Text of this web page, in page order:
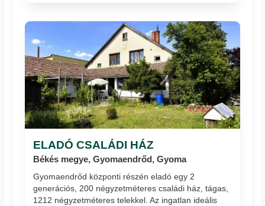
ELADÓ CSALÁDI HÁZ
Békés megye, Gyomaendrőd, Gyoma
Gyomaendrőd központi részén eladó egy 2
generációs, 200 négyzetméteres családi ház, tágas,
1212 négyzetméteres telekkel. Az ingatlan ideális